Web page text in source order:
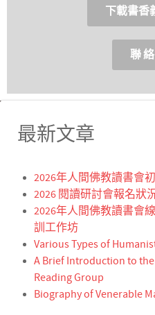
下載書香
聯
最新文章
2026年人間佛教讀書會
2026 閱讀研討會報名狀
2026年人間佛教讀書會
訓工作坊
Various Types of
A Brief Introduction to
Reading Group
Biography of Venerable